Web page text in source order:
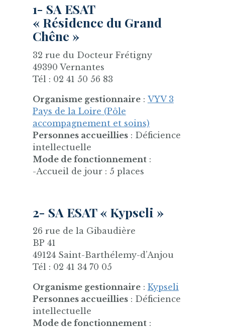
1- SA ESAT
« Résidence du Grand
Chêne »
32 rue du Docteur Frétigny
49390 Vernantes
Tél : 02 41 50 56 83
Organisme gestionnaire: VYV 3
Pays de la Loire (Pôle
accompagnement et soins)
Personnes accueillies: Déficience
intellectuelle
Mode de fonctionnement:
-Accueil de jour : 5 places
2- SA ESAT « Kypseli »
26 rue de la Gibaudière
BP 41
49124 Saint-Barthélemy-d’Anjou
Tél : 02 41 34 70 05
Organisme gestionnaire: Kypseli
Personnes accueillies: Déficience
intellectuelle
Mode de fonctionnement: